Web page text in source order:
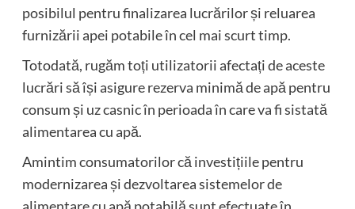
posibilul pentru finalizarea lucrărilor și reluarea
furnizării apei potabile în cel mai scurt timp.
Totodată, rugăm toți utilizatorii afectați de aceste
lucrări să își asigure rezerva minimă de apă pentru
consum și uz casnic în perioada în care va fi sistată
alimentarea cu apă.
Amintim consumatorilor că investițiile pentru
modernizarea și dezvoltarea sistemelor de